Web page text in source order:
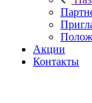
Акции
Контакты